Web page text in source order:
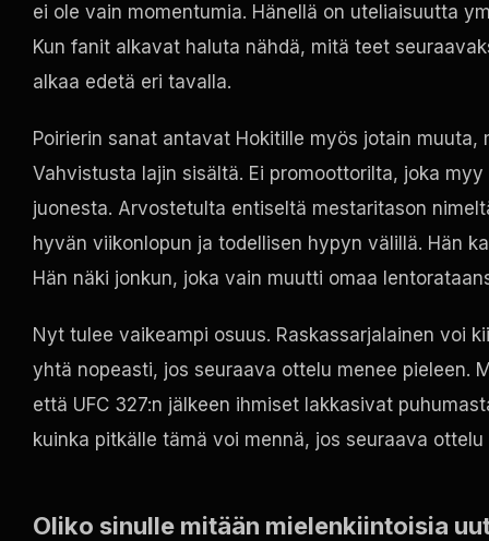
ei ole vain momentumia. Hänellä on uteliaisuutta
Kun fanit alkavat haluta nähdä, mitä teet
alkaa edetä eri tavalla.
Poirierin sanat antavat Hokitille myös jotain
Vahvistusta lajin sisältä. Ei promoottorilta, joka
juonesta. Arvostetulta entiseltä mestaritason
hyvän viikonlopun ja todellisen hypyn välillä. Hän
Hän näki jonkun, joka vain muutti omaa
Nyt tulee vaikeampi osuus. Raskassarjalainen voi
yhtä nopeasti, jos seuraava ottelu menee pieleen.
että UFC 327:n jälkeen ihmiset lakkasivat
kuinka pitkälle tämä voi mennä, jos seuraava
Oliko sinulle mitään mielenkiintoisia